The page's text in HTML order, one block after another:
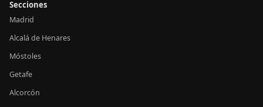
Secciones
Madrid
Alcalá de Henares
Móstoles
Getafe
Alcorcón